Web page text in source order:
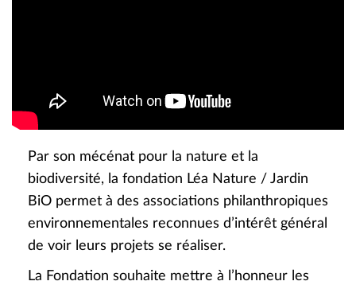
Par son mécénat pour la nature et la
biodiversité, la fondation Léa Nature / Jardin
BiO permet à des associations philanthropiques
environnementales reconnues d’intérêt général
de voir leurs projets se réaliser.
La Fondation souhaite mettre à l’honneur les